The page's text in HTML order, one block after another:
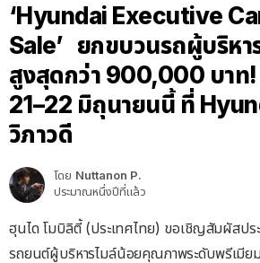
‘Hyundai Executive
Sale’ ยกขบวนรถผู้บริหา
สูงสุดกว่า 900,000 บาท
21–22 มิถุนายนนี้ ที่
วิภาวดี
โดย Nuttanon P.
ประมาณหนึ่งปีที่แล้ว
ฮุนได โมบิลิตี้ (ประเทศไทย) ขอเชิญสัมผัสปร
รถยนต์ผู้บริหารไมล์น้อยคุณภาพระดับพรีเมีย